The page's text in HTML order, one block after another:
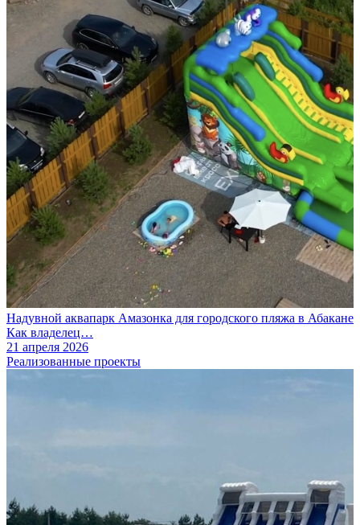
Надувной аквапарк Амазонка для городского пляжа в Абакане
Как владелец…
21 апреля 2026
Реализованные проекты